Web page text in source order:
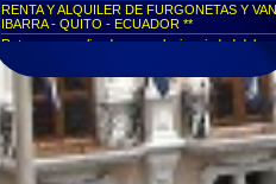
RENTA Y ALQUILER DE FURGONETAS Y
IBARRA - QUITO - ECUADOR **
Rutas personalizadas a cualquier ciudad del
Ecuador...
Viajes seguros al Cotopaxi...
Viajes seguros a Parque Nacional Yasuní
Viajes seguros al Parque Nacional Las Cajas
Viajes seguros a Cuenca
Viajes seguros al Centro Histórico de Quito
Viajes seguros a la Mitad del Mundo